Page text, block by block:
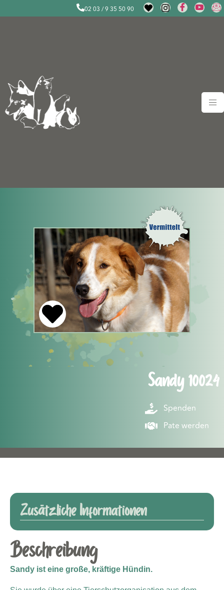
02 03 / 9 35 50 90
Sandy 10024
Spenden
Pate werden
Zusätzliche Informationen
Beschreibung
Sandy ist eine große, kräftige Hündin.